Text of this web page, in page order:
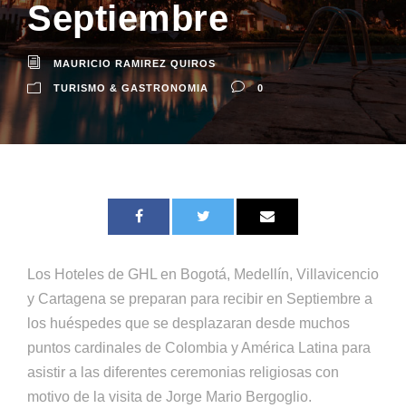
Septiembre
MAURICIO RAMIREZ QUIROS
TURISMO & GASTRONOMIA 0
Los Hoteles de GHL en Bogotá, Medellín, Villavicencio
y Cartagena se preparan para recibir en Septiembre a
los huéspedes que se desplazaran desde muchos
puntos cardinales de Colombia y América Latina para
asistir a las diferentes ceremonias religiosas con
motivo de la visita de Jorge Mario Bergoglio.